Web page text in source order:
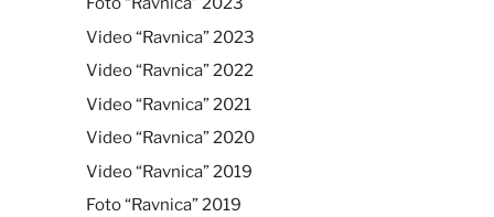
Video “Ravnica” 2023
Video “Ravnica” 2022
Video “Ravnica” 2021
Video “Ravnica” 2020
Video “Ravnica” 2019
Foto “Ravnica” 2019